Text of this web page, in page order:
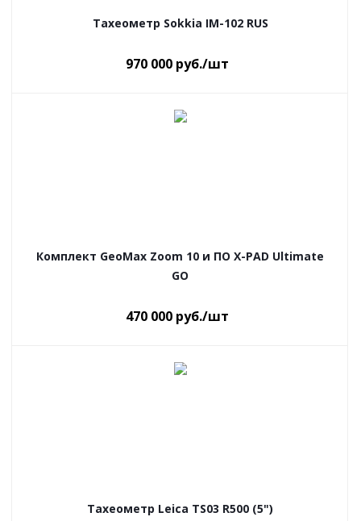
Тахеометр Sokkia IM-102 RUS
970 000 руб./шт
Комплект GeoMax Zoom 10 и ПО X-PAD Ultimate
GO
470 000 руб./шт
Тахеометр Leica TS03 R500 (5")